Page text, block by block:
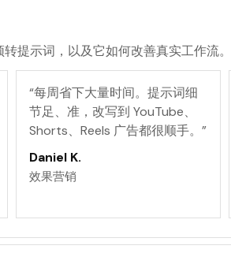
提示词，以及它如何改善真实工作流。
“每周省下大量时间。提示词细
节足、准，改写到 YouTube、
Shorts、Reels 广告都很顺手。 ”
Daniel K.
效果营销